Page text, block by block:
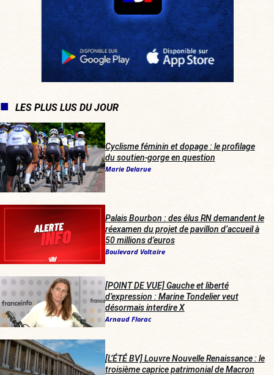
LES PLUS LUS DU JOUR
Cyclisme féminin et dopage : le profilage
du soutien-gorge en question
Marie Delarue
Palais Bourbon : des élus RN demandent le
réexamen du projet de pavillon d’accueil à
50 millions d’euros
Boulevard Voltaire
[POINT DE VUE] Gauche et liberté
d’expression : Marine Tondelier veut
désormais interdire X
Arnaud Florac
[L’ÉTÉ BV] Louvre Nouvelle Renaissance : le
troisième caprice patrimonial de Macron